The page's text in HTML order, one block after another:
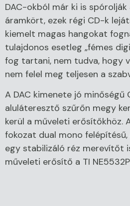
DAC-okból már ki is spórolják
áramkört, ezek régi CD-k
kiemelt magas hangokat
tulajdonos esetleg „fémes
fog tartani, nem tudva, hogy
nem felel meg teljesen a
A DAC kimenete jó minőségű
aluláteresztő szűrőn megy
kerül a műveleti erősítőkhöz.
fokozat dual mono felépítésű,
egy stabilizáló réz merevítőt
műveleti erősítő a TI